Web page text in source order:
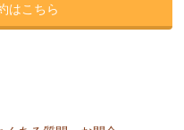
はこちら